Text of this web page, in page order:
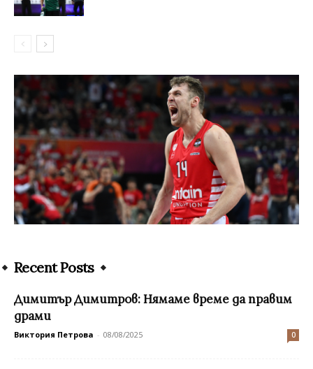
Recent Posts
Димитър Димитров: Нямаме време да правим
драми
Виктория Петрова - 08/08/2025 0